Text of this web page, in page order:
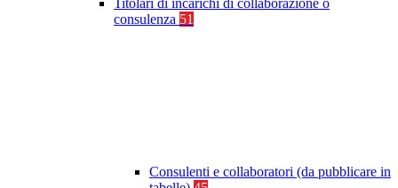
Titolari di incarichi di collaborazione o
consulenza 51
Consulenti e collaboratori (da pubblicare in